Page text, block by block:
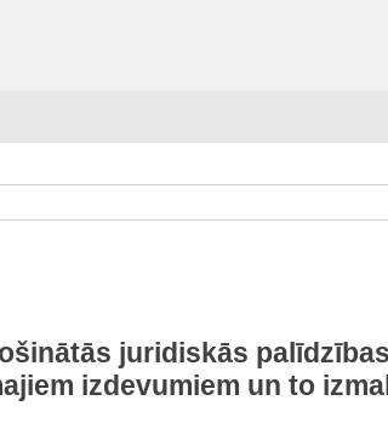
juridiskās
izdevumiem un to